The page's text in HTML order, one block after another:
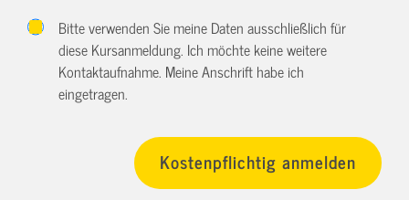
Bitte verwenden Sie meine Daten ausschließlich für
diese Kursanmeldung. Ich möchte keine weitere
Kontaktaufnahme. Meine Anschrift habe ich
eingetragen.